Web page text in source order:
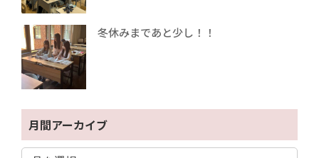
冬休みまであと少し！！
月間アーカイブ